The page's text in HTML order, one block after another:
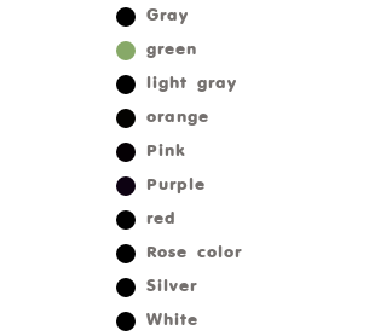
Gray
green
light gray
orange
Pink
Purple
red
Rose color
Silver
White